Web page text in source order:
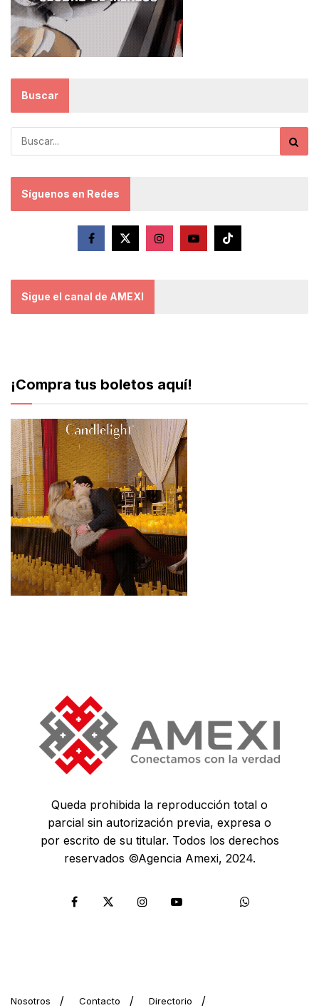
Buscar
Síguenos en Redes
Sigue el canal de AMEXI
¡Compra tus boletos aquí!
Queda prohibida la reproducción total o
parcial sin autorización previa, expresa o
por escrito de su titular. Todos los derechos
reservados ©Agencia Amexi, 2024.
Nosotros Contacto Directorio